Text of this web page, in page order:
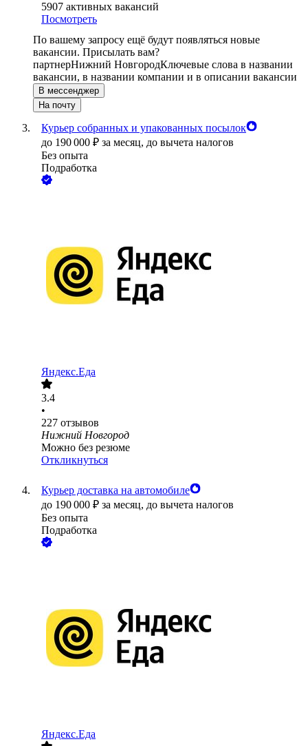
5907 активных вакансий
Посмотреть
По вашему запросу ещё будут появляться новые
вакансии. Присылать вам?
партнерНижний НовгородКлючевые слова в названии
вакансии, в названии компании и в описании вакансии
В мессенджер
На почту
Курьер собранных и упакованных посылок
до 190 000 ₽ за месяц, до вычета налогов
Без опыта
Подработка
Яндекс.Еда
3.4
•
227 отзывов
Нижний Новгород
Можно без резюме
Откликнуться
Курьер доставка на автомобиле
до 190 000 ₽ за месяц, до вычета налогов
Без опыта
Подработка
Яндекс.Еда